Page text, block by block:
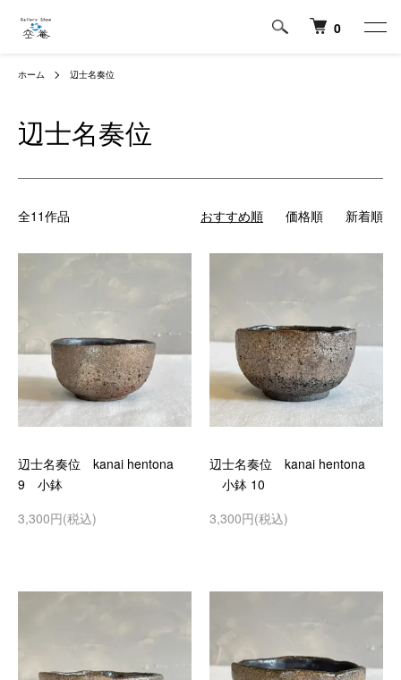
0
ホーム 辺士名奏位
辺士名奏位
全11作品 おすすめ順 価格順 新着順
辺士名奏位 kanai hentona
9 小鉢
3,300円(税込)
辺士名奏位 kanai hentona
小鉢 10
3,300円(税込)